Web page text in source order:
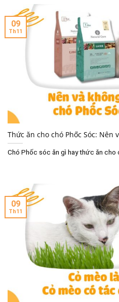
Thức ăn cho chó Phốc Sóc: Nên
Chó Phốc sóc ăn gì hay thức ăn cho
09
Th11
09
Th11